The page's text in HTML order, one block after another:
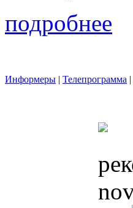
подробнее
Информеры | Телепрограмма |